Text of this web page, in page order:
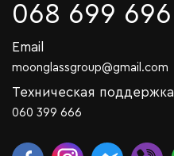
068 699 696
Email
moonglassgroup@gmail.com
Техническая поддержка
060 399 666